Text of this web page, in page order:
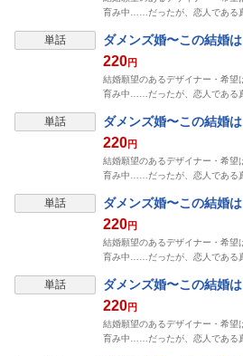
育み中……だったが、恋人である
単話 ダメンズ婚〜この結婚
220円
結婚願望のあるデザイナー・希望
育み中……だったが、恋人である
単話 ダメンズ婚〜この結婚
220円
結婚願望のあるデザイナー・希望
育み中……だったが、恋人である
単話 ダメンズ婚〜この結婚
220円
結婚願望のあるデザイナー・希望
育み中……だったが、恋人である
単話 ダメンズ婚〜この結婚
220円
結婚願望のあるデザイナー・希望
育み中……だったが、恋人である